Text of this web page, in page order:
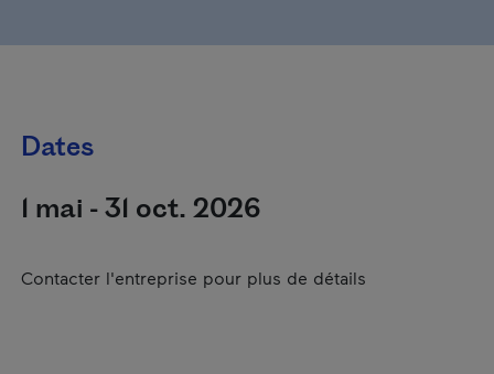
Dates
1 mai - 31 oct. 2026
Contacter l'entreprise pour plus de détails